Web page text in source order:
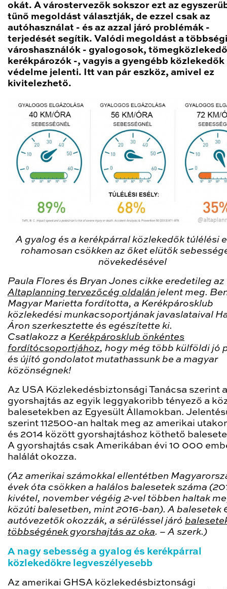
okát. A várostervezők sokszor ezt az
tűnő megoldást választják, de ezzel csak az
autóhasználat - és az azzal járó problémák -
terjedését segítik. Valódi megoldást a többségi
városhasználók - gyalogosok,
kerékpározók -, vagyis a gyengébb közlekedők
védelme jelenti. Itt van pár eszköz, amivel ez
kivitelezhető.
A gyalog és a kerékpárral közlekedők túlélési
rohamosan csökken az őket elütők
növekedésével
Paula Flores és Bryan Jones cikke eredetileg az
Altaplanning tervezőcég oldalán jelent meg.
Magyar Marietta fordította, a Kerékpárosklub
közlekedési munkacsoportjának javaslataival
Áron szerkesztette és egészítette ki.
Csatlakozz a Kerékpárosklub önkéntes
fordítócsoportjához, hogy még több külföldi jó
és újító gondolatot mutathassunk be a magyar
közönségnek!
Az USA Közlekedésbiztonsági Tanácsa szerint a
gyorshajtás az egyik leggyakoribb tényező a
balesetekben az Egyesült Államokban.
szerint 112500-an haltak meg az amerikai
és 2014 között gyorshajtáshoz köthető
A gyorshajtás csak Amerikában évi 10 000
halálát okozza.
(Az amerikai számokkal ellentétben
évek óta csökken a halálos balesetek száma
kivétel, november végéig 2-vel többen haltak
közúti balesetben, mint 2016-ban). A balesetek
autóvezetők okozzák, a sérüléssel járó
többségének gyorshajtás az oka. – A szerk.)
A nagy sebesség a gyalog és kerékpárral
közlekedőkre legveszélyesebb
Az amerikai GHSA közlekedésbiztonsági